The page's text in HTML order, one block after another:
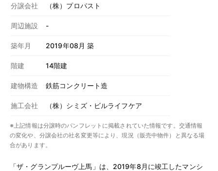
分譲会社 （株）プロパスト
周辺施設 -
築年月 2019年08月 築
階建 14階建
建物構造 鉄筋コンクリート造
施工会社 （株）シミズ・ビルライフケア
※上記情報は分譲時のパンフレットに掲載されていた情報です。交通情報
の変化や、分譲会社の社名変更等により、現況（販売中物件）と異なる場
合があります。
「ザ・グランプルーヴ上馬」は、2019年8月に竣工したマンシ